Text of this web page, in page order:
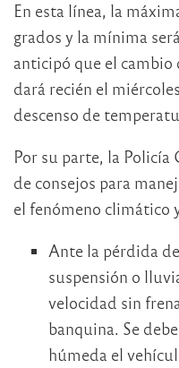
En esta línea, la
grados y la mínima
anticipó que el
dará recién el
descenso de
Por su parte, la
de consejos para
el fenómeno climático
Ante la pérdida
suspensión o
velocidad sin
banquina. Se
húmeda el